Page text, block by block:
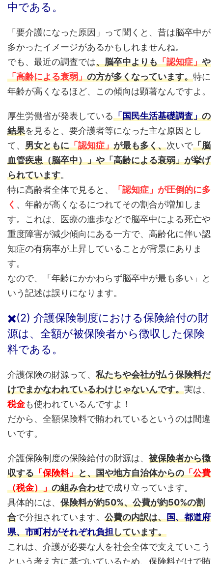
中である。
「要介護になった原因」って聞くと、昔は脳卒中が
多かったイメージがあるかもしれませんね。
でも、最近の調査では、脳卒中よりも「認知症」や
「高齢による衰弱」の方が多くなっています。特に
年齢が高くなるほど、この傾向は顕著なんですよ。
厚生労働省が発表している「国民生活基礎調査」の
結果を見ると、要介護者等になった主な原因とし
て、 男女ともに「認知症」が最も多く、次いで「脳
血管疾患（脳卒中）」や「高齢による衰弱」が挙げ
られています。
特に高齢者全体で見ると、
「認知症」が圧倒的に多
く 、年齢が高くなるにつれてその割合が増加しま
す。これは、医療の進歩などで脳卒中による死亡や
重度障害が減少傾向にある一方で、高齢化に伴い認
知症の有病率が上昇していることが背景にありま
す。
なので、「年齢にかかわらず脳卒中が最も多い」と
いう記述は誤りになります。
✖️(2) 介護保険制度における保険給付の財
源は、全額が被保険者から徴収した保険
料である。
介護保険の財源って、 私たちや会社が払う保険料だ
けでまかなわれているわけじゃないんです。実は、
税金も使われているんですよ！
だから、全額保険料で賄われているというのは間違
いです。
介護保険制度の保険給付の財源は、 被保険者から徴
収する「保険料」と、国や地方自治体からの「公費
（税金）」の組み合わせで成り立っています。
具体的には、 保険料が約50%、公費が約50%の割
合で分担されています。 公費の内訳は、国、都道府
県、市町村がそれぞれ負担しています。
これは、介護が必要な人を社会全体で支えていこう
という考え方に基づいているため、保険料だけで賄